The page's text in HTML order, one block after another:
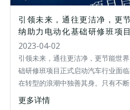
引领未来，通往更洁净，
纳助力电动化基础研修班项
2023-04-02
引领未来，通往更洁净，更节能世
础研修班项目正式启动汽车行业面
在转型的浪潮中独善其身。只有不
变化，才能持续稳健发展。
更多详情